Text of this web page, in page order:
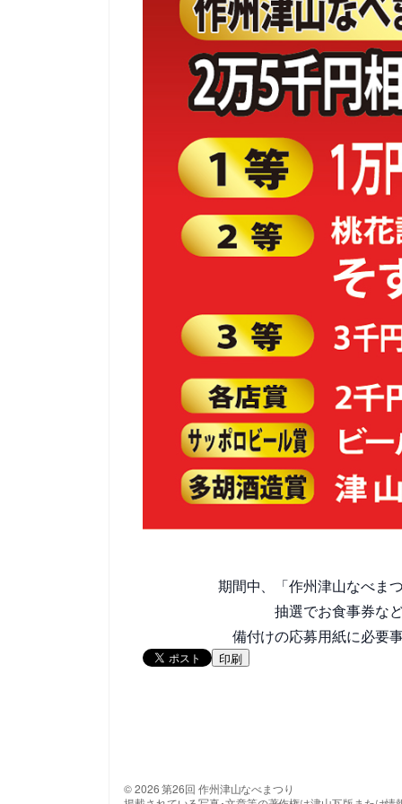
期間中、「作州津山なべま
抽選でお食事券な
備付けの応募用紙に必要
印刷
© 2026 第26回 作州津山なべまつり